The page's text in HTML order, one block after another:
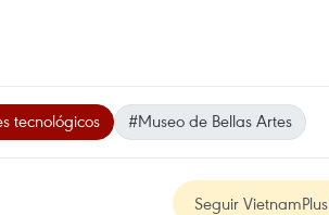
tecnológicos #Museo de Bellas Artes
Seguir VietnamPlus